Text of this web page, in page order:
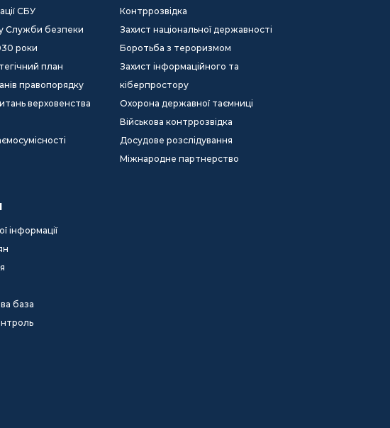
СБУ
Служби безпеки
роки
план
правопорядку
верховенства
Контррозвідка
Захист національної державності
Боротьба з тероризмом
Захист інформаційного та
кіберпростору
Охорона державної таємниці
Військова контррозвідка
Досудове розслідування
Міжнародне партнерство
інформації
база